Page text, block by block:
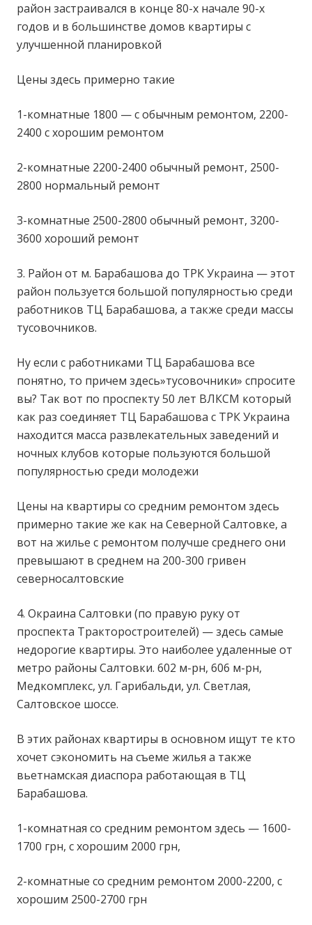
район застраивался в конце 80-х начале 90-х
годов и в большинстве домов квартиры с
улучшенной планировкой
Цены здесь примерно такие
1-комнатные 1800 — с обычным ремонтом, 2200-
2400 с хорошим ремонтом
2-комнатные 2200-2400 обычный ремонт, 2500-
2800 нормальный ремонт
3-комнатные 2500-2800 обычный ремонт, 3200-
3600 хороший ремонт
3. Район от м. Барабашова до ТРК Украина — этот
район пользуется большой популярностью среди
работников ТЦ Барабашова, а также среди массы
тусовочников.
Ну если с работниками ТЦ Барабашова все
понятно, то причем здесь»тусовочники» спросите
вы? Так вот по проспекту 50 лет ВЛКСМ который
как раз соединяет ТЦ Барабашова с ТРК Украина
находится масса развлекательных заведений и
ночных клубов которые пользуются большой
популярностью среди молодежи
Цены на квартиры со средним ремонтом здесь
примерно такие же как на Северной Салтовке, а
вот на жилье с ремонтом получше среднего они
превышают в среднем на 200-300 гривен
северносалтовские
4. Окраина Салтовки (по правую руку от
проспекта Тракторостроителей) — здесь самые
недорогие квартиры. Это наиболее удаленные от
метро районы Салтовки. 602 м-рн, 606 м-рн,
Медкомплекс, ул. Гарибальди, ул. Светлая,
Салтовское шоссе.
В этих районах квартиры в основном ищут те кто
хочет сэкономить на съеме жилья а также
вьетнамская диаспора работающая в ТЦ
Барабашова.
1-комнатная со средним ремонтом здесь — 1600-
1700 грн, с хорошим 2000 грн,
2-комнатные со средним ремонтом 2000-2200, с
хорошим 2500-2700 грн